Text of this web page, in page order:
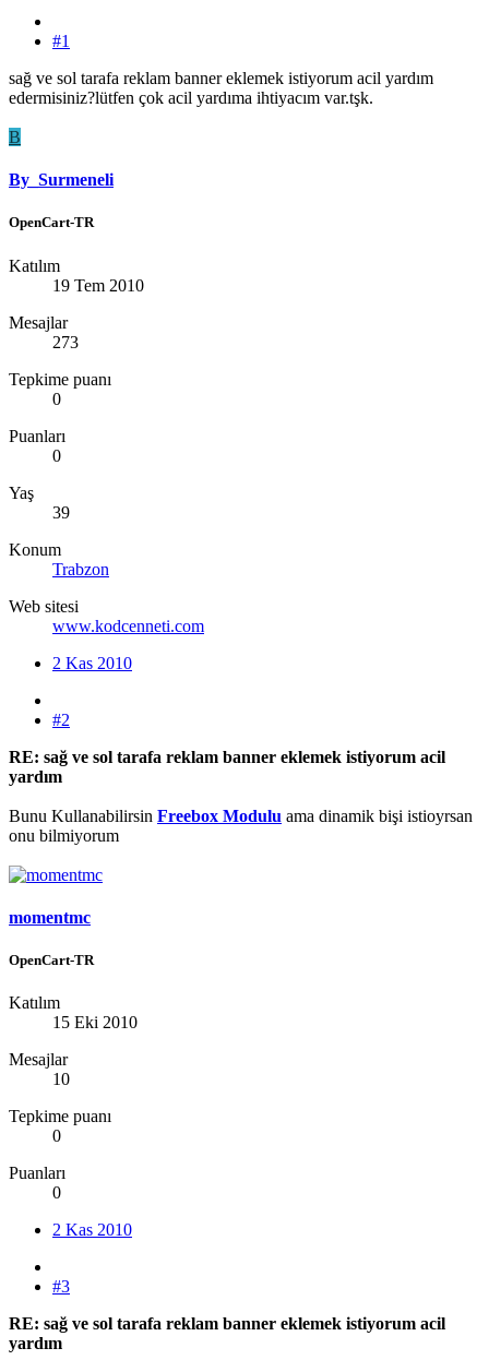
#1
sağ ve sol tarafa reklam banner eklemek istiyorum acil yardım
edermisiniz?lütfen çok acil yardıma ihtiyacım var.tşk.
B
By_Surmeneli
OpenCart-TR
Katılım
19 Tem 2010
Mesajlar
273
Tepkime puanı
0
Puanları
0
Yaş
39
Konum
Trabzon
Web sitesi
www.kodcenneti.com
2 Kas 2010
#2
RE: sağ ve sol tarafa reklam banner eklemek istiyorum acil
yardım
Bunu Kullanabilirsin Freebox Modulu ama dinamik bişi istioyrsan
onu bilmiyorum
momentmc
OpenCart-TR
Katılım
15 Eki 2010
Mesajlar
10
Tepkime puanı
0
Puanları
0
2 Kas 2010
#3
RE: sağ ve sol tarafa reklam banner eklemek istiyorum acil
yardım